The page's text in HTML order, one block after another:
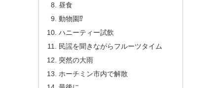
昼食
動物園⁉
ハニーティー試飲
民謡を聞きながらフルーツタイム
突然の大雨
ホーチミン市内で解散